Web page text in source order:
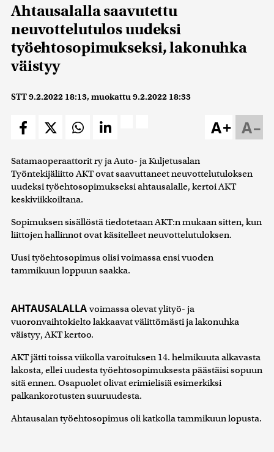
Ahtausalalla saavutettu
neuvottelutulos uudeksi
työehtosopimukseksi, lakonuhka
väistyy
STT9.2.2022 18:13, muokattu9.2.2022 18:33
A–
A+
Satamaoperaattorit ry ja Auto- ja Kuljetusalan
Työntekijäliitto AKT ovat saavuttaneet neuvottelutuloksen
uudeksi työehtosopimukseksi ahtausalalle, kertoi AKT
keskiviikkoiltana.
Sopimuksen sisällöstä tiedotetaan AKT:n mukaan sitten, kun
liittojen hallinnot ovat käsitelleet neuvottelutuloksen.
Uusi työehtosopimus olisi voimassa ensi vuoden
tammikuun loppuun saakka.
AHTAUSALALLA voimassa olevat ylityö- ja
vuoronvaihtokielto lakkaavat välittömästi ja lakonuhka
väistyy, AKT kertoo.
AKT jätti toissa viikolla varoituksen 14. helmikuuta alkavasta
lakosta, ellei uudesta työehtosopimuksesta päästäisi sopuun
sitä ennen. Osapuolet olivat erimielisiä esimerkiksi
palkankorotusten suuruudesta.
Ahtausalan työehtosopimus oli katkolla tammikuun lopusta.